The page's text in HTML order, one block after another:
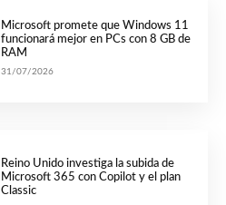
Microsoft promete que Windows 11
funcionará mejor en PCs con 8 GB de
RAM
31/07/2026
Reino Unido investiga la subida de
Microsoft 365 con Copilot y el plan
Classic